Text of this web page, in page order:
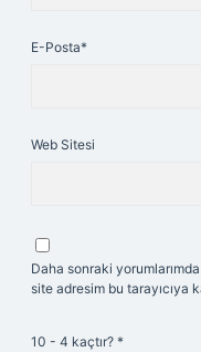
E-Posta*
Web Sitesi
Daha sonraki
site adresim bu tarayıcıya
10 - 4 kaçtır? *